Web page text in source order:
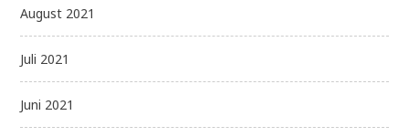
August 2021
Juli 2021
Juni 2021